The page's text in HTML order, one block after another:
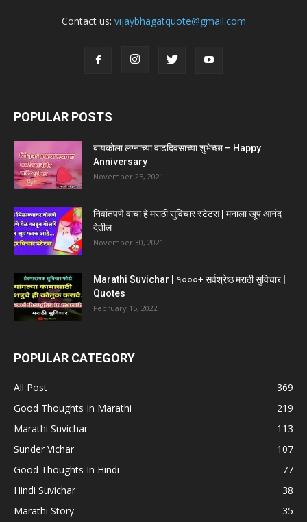
Contact us: vijaybhagatquote@gmail.com
POPULAR POSTS
बायकोला लग्नाच्या वाढदिवसाच्या शुभेच्छा – Happy
Anniversary
November 25, 2021
निवांतपणे वाचा हे मराठी सुविचार स्टेटस | मनाला खूप आनंद
देतील
November 30, 2021
Marathi Suvichar | १०००+ सर्वश्रेष्ठ मराठी सुविचार |
Quotes
February 15, 2022
POPULAR CATEGORY
All Post
369
Good Thoughts In Marathi
219
Marathi Suvichar
113
Sunder Vichar
107
Good Thoughts In Hindi
77
Hindi Suvichar
38
Marathi Story
35